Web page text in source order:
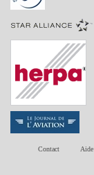
Contact Aide